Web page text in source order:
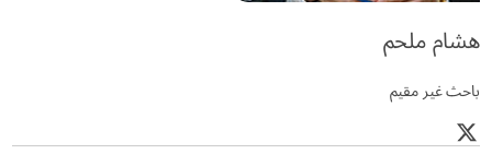
هشام ملحم
باحث غير مقيم